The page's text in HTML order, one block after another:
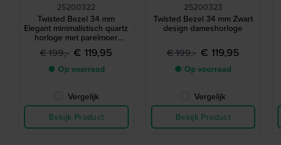
25200322
Twisted Bezel 34 mm
Elegant minimalistisch quartz
horloge met parelmoer
wijzerplaat
€ 199,- € 119,95
● Op voorraad
Vergelijk
Bekijk Product
25200323
Twisted Bezel 34 mm Zwart
design dameshorloge
€ 199,- € 119,95
● Op voorraad
Vergelijk
Bekijk Product